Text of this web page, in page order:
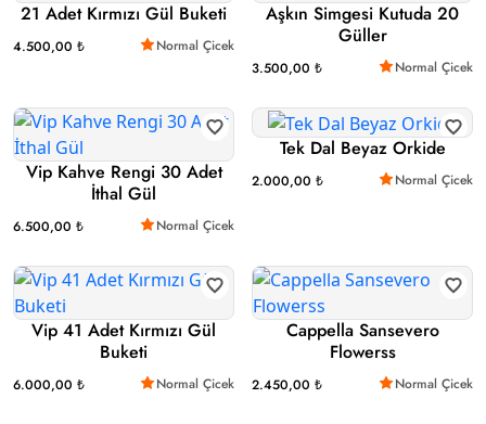
21 Adet Kırmızı Gül Buketi
4.500,00 ₺ Normal Çicek
Aşkın Simgesi Kutuda 20
Güller
3.500,00 ₺ Normal Çicek
Vip Kahve Rengi 30 Adet
İthal Gül
6.500,00 ₺ Normal Çicek
Tek Dal Beyaz Orkide
2.000,00 ₺ Normal Çicek
Vip 41 Adet Kırmızı Gül
Buketi
6.000,00 ₺ Normal Çicek
Cappella Sansevero
Flowerss
2.450,00 ₺ Normal Çicek